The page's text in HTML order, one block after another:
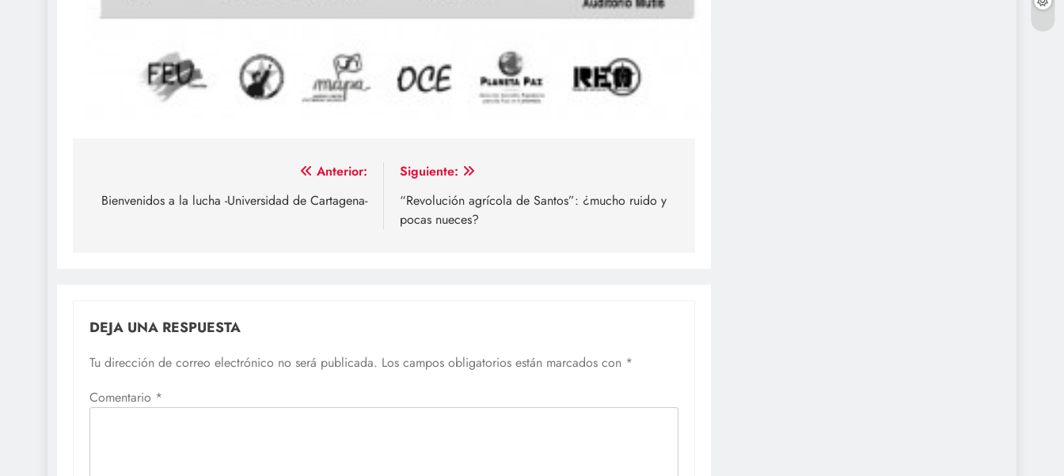
de
Anterior:
Bienvenidos a la lucha -Universidad de Cartagena-
Siguiente:
“Revolución agrícola de Santos”: ¿mucho ruido y
pocas nueces?
DEJA UNA RESPUESTA
Tu dirección de correo electrónico no será publicada. Los campos obligatorios están marcados con *
Comentario *